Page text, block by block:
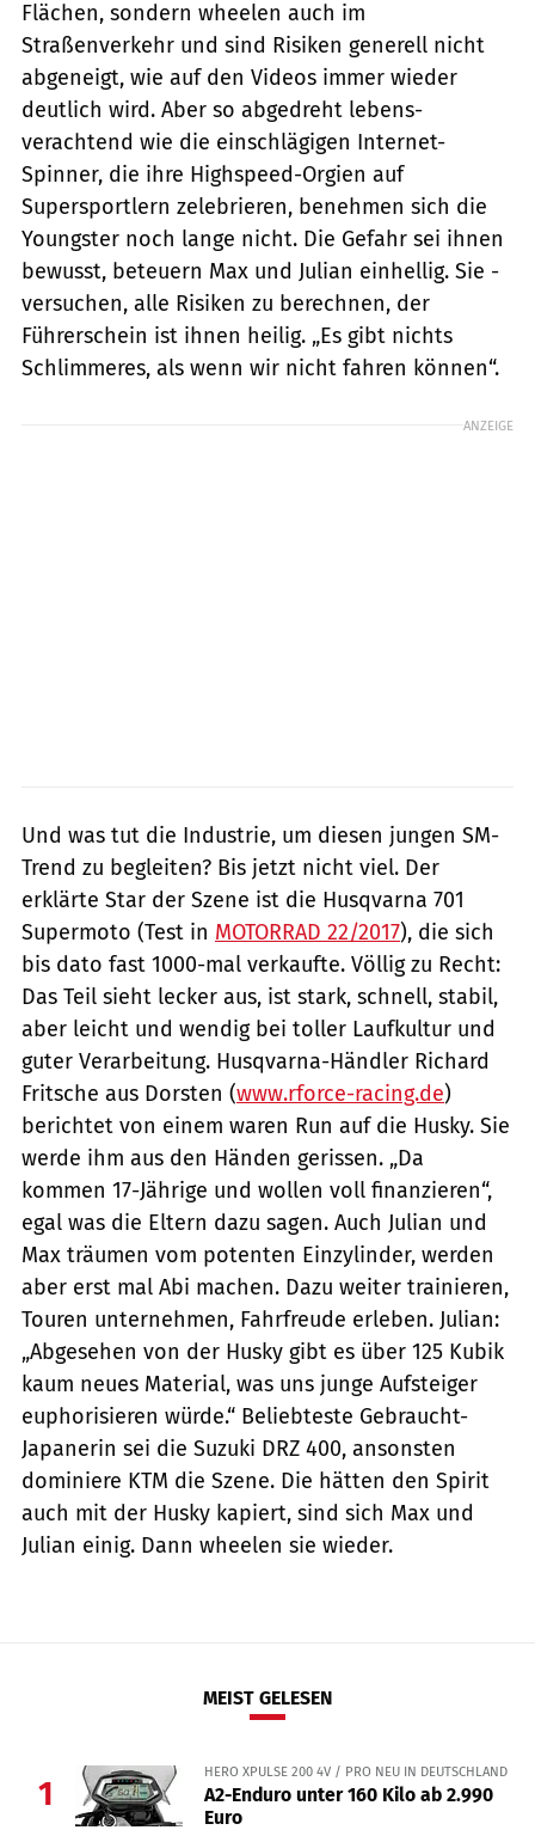
Flächen, sondern wheelen auch im
Straßenverkehr und sind Risiken generell nicht
abgeneigt, wie auf den Videos immer wieder
deutlich wird. Aber so abgedreht lebens­
verachtend wie die einschlägigen Internet-
Spinner, die ihre Highspeed-Orgien auf
Supersportlern zelebrieren, benehmen sich die
Youngster noch lange nicht. Die Gefahr sei ihnen
bewusst, beteuern Max und Julian einhellig. Sie ­
versuchen, alle Risiken zu berechnen, der
Führerschein ist ihnen heilig. „Es gibt nichts
Schlimmeres, als wenn wir nicht fahren können“.
ANZEIGE
Und was tut die Industrie, um diesen jungen SM-
Trend zu begleiten? Bis jetzt nicht viel. Der
erklärte Star der Szene ist die Husqvarna 701
Supermoto (Test in MOTORRAD 22/2017), die sich
bis dato fast 1000-mal verkaufte. Völlig zu Recht:
Das Teil sieht lecker aus, ist stark, schnell, stabil,
aber leicht und wendig bei toller Laufkultur und
guter Verarbeitung. Husqvarna-Händler Richard
Fritsche aus Dorsten (www.rforce-racing.de)
berichtet von einem waren Run auf die Husky. Sie
werde ihm aus den Händen gerissen. „Da
kommen 17-Jäh­rige und wollen voll finanzieren“,
egal was die Eltern dazu sagen. Auch Ju­lian und
Max träumen vom potenten Einzy­linder, werden
aber erst mal Abi machen. ­Dazu weiter trainieren,
Touren unternehmen, Fahrfreude erleben. Julian:
„Abgesehen von der Husky gibt es über 125 Kubik
kaum neues Material, was uns junge Aufsteiger
euphorisieren würde.“ Beliebteste Gebraucht-
Japanerin sei die Suzuki DRZ 400, ansonsten
dominiere KTM die Szene. Die hätten den Spirit
auch mit der Husky kapiert, sind sich Max und
Julian einig. Dann wheelen sie wieder.
MEIST GELESEN
1
HERO XPULSE 200 4V / PRO NEU IN DEUTSCHLAND
A2-Enduro unter 160 Kilo ab 2.990
Euro